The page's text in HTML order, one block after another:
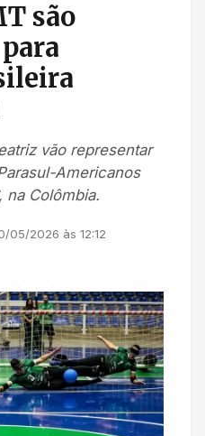
são
vão representar
Americanos
na Colômbia.
05/2026 às 12:12